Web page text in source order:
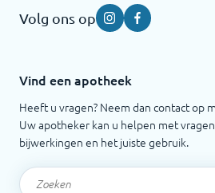
Volg ons op InstagramFacebook
Vind een apotheek
Heeft u vragen? Neem dan contact op
Uw apotheker kan u helpen met
bijwerkingen en het juiste gebruik.